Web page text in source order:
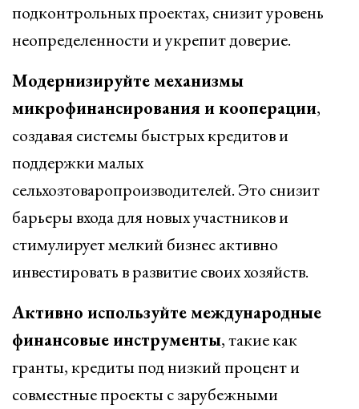
подконтрольных проектах, снизит уровень
неопределенности и укрепит доверие.
Модернизируйте механизмы
микрофинансирования и кооперации,
создавая системы быстрых кредитов и
поддержки малых
сельхозтоваропроизводителей. Это снизит
барьеры входа для новых участников и
стимулирует мелкий бизнес активно
инвестировать в развитие своих хозяйств.
Активно используйте международные
финансовые инструменты, такие как
гранты, кредиты под низкий процент и
совместные проекты с зарубежными